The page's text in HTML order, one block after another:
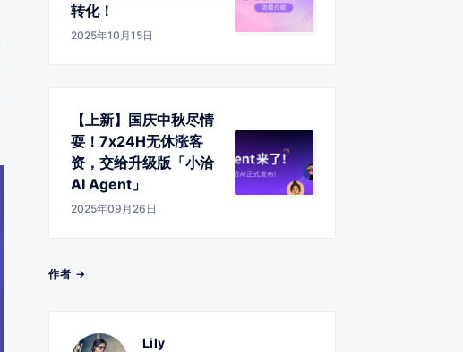
转化！
2025年10月15日
【上新】国庆中秋尽情
耍！7x24H无休涨客
资，交给升级版「小洽
AI Agent」
2025年09月26日
作者 →
Lily